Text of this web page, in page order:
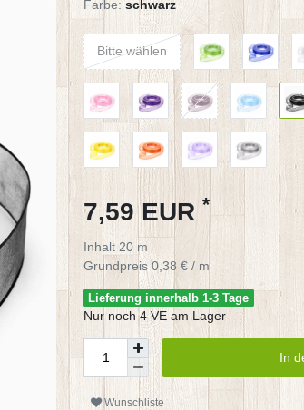
Farbe: schwarz
Bitte wählen
7,59 EUR*
Inhalt 20 m
Grundpreis0,38 € / m
Lieferung innerhalb 1-3 Tage
Nur noch 4 VE am Lager
In
Wunschliste